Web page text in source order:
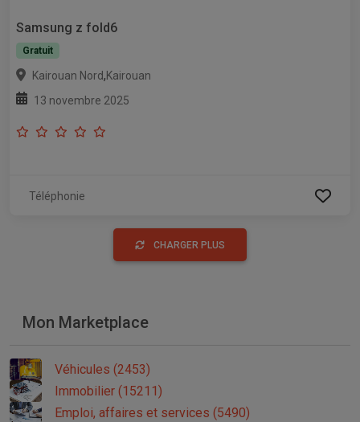
Samsung z fold6
Gratuit
Kairouan Nord,Kairouan
13 novembre 2025
Téléphonie
CHARGER PLUS
Mon Marketplace
Véhicules (2453)
Immobilier (15211)
Emploi, affaires et services (5490)